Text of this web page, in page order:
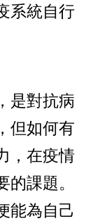
系統自行
是對抗病
但如何有
，在疫情
課題。
能為自己